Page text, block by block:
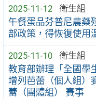
2025-11-12 衛生組
午餐蛋品芬普尼農藥
部政策，得恢復使用
2025-11-10 衛生組
教育部辦理「全國學
增列芭蕾（個人組）
蕾（團體組） 賽事